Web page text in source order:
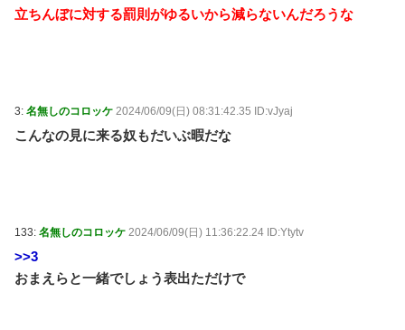
立ちんぼに対する罰則がゆるいから減らないんだろうな
3: 名無しのコロッケ 2024/06/09(日) 08:31:42.35 ID:vJyaj
こんなの見に来る奴もだいぶ暇だな
133: 名無しのコロッケ 2024/06/09(日) 11:36:22.24 ID:Ytytv
>>3
おまえらと一緒でしょう表出ただけで